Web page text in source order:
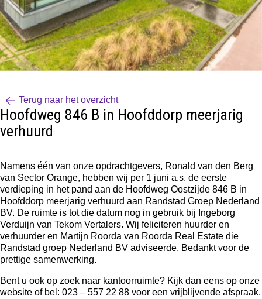
Terug naar het overzicht
Hoofdweg 846 B in Hoofddorp meerjarig
verhuurd
Namens één van onze opdrachtgevers, Ronald van den Berg
van Sector Orange, hebben wij per 1 juni a.s. de eerste
verdieping in het pand aan de Hoofdweg Oostzijde 846 B in
Hoofddorp meerjarig verhuurd aan Randstad Groep Nederland
BV. De ruimte is tot die datum nog in gebruik bij Ingeborg
Verduijn van Tekom Vertalers. Wij feliciteren huurder en
verhuurder en Martijn Roorda van Roorda Real Estate die
Randstad groep Nederland BV adviseerde. Bedankt voor de
prettige samenwerking.
Bent u ook op zoek naar kantoorruimte? Kijk dan eens op onze
website of bel: 023 – 557 22 88 voor een vrijblijvende afspraak.